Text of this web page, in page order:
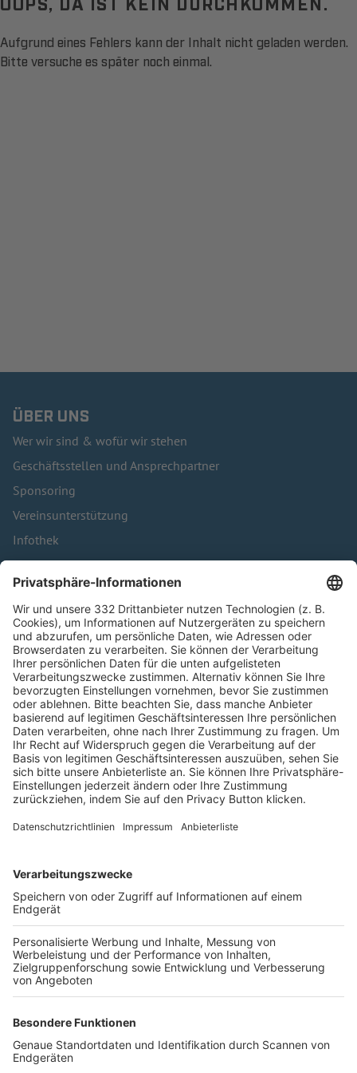
Aufgrund eines Fehlers kann der Inhalt nicht geladen werden.
Bitte versuche es später noch einmal.
ÜBER UNS
Wer wir sind & wofür wir stehen
Geschäftsstellen und Ansprechpartner
Sponsoring
Vereinsunterstützung
Infothek
Kontakt
HÄUFIG BESUCHTE SEITEN
Pässe und Vereinswechsel
Trainerausbildung
Schulungsangebot Vereinsmitarbeiter
BFV-Geschäftsstellen
Trainerbörse
Login SpielPlus
FOLGE DEM BFV
TOP-VEREINE
TOP-PARTNER